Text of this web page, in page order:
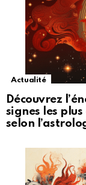
Actualité
Découvrez
signes les
selon